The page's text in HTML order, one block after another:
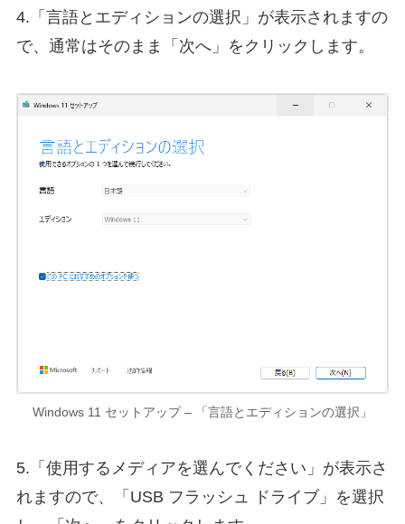
4.「言語とエディションの選択」が表示されますの
で、通常はそのまま「次へ」をクリックします。
Windows 11 セットアップ – 「言語とエディションの選択」
5.「使用するメディアを選んでください」が表示さ
れますので、「USB フラッシュ ドライブ」を選択